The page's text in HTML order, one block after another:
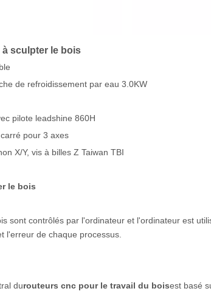
sculpter le bois
de refroidissement par eau 3.0KW
pilote leadshine 860H
pour 3 axes
X/Y, vis à billes Z Taiwan TBI
le bois
sont contrôlés par l'ordinateur et l'ordinateur est
l'erreur de chaque processus.
durouteurs cnc pour le travail du boisest basé